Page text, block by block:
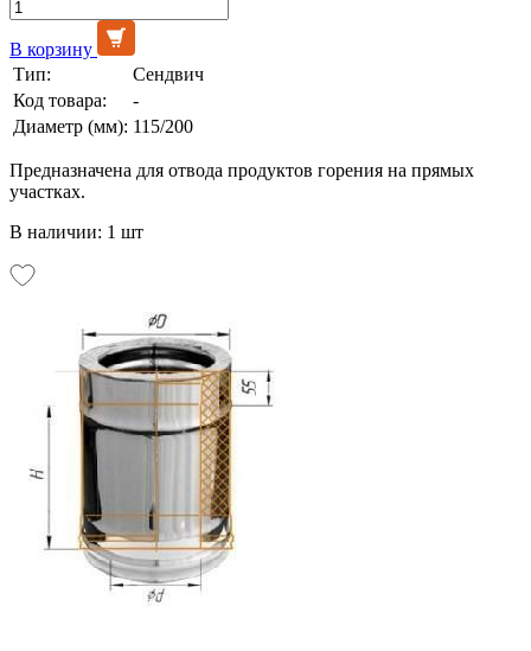
В корзину
Тип:
Сендвич
Код товара:
-
Диаметр (мм): 115/200
Предназначена для отвода продуктов горения на прямых
участках.
В наличии: 1 шт